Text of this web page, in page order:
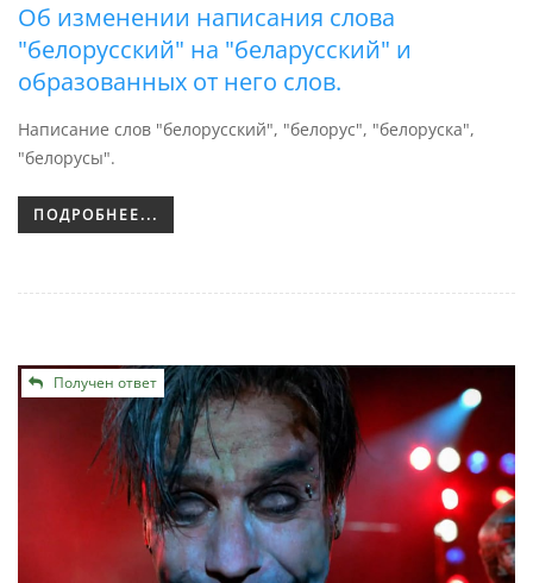
Об изменении написания слова
"белорусский" на "беларусский" и
образованных от него слов.
Написание слов "белорусский", "белорус", "белоруска",
"белорусы".
ПОДРОБНЕЕ...
Получен ответ